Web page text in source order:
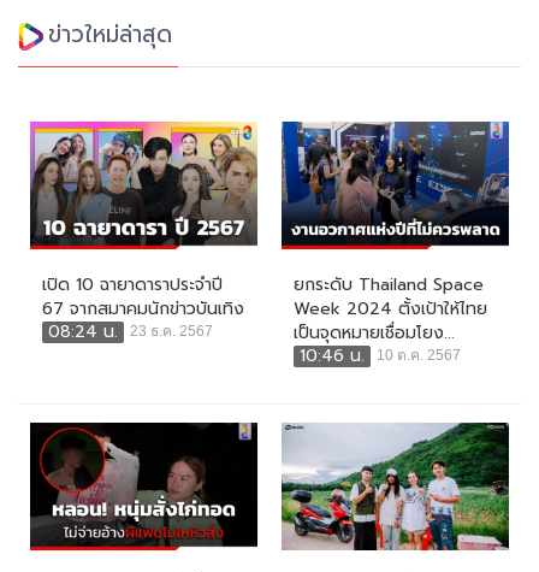
ข่าวใหม่ล่าสุด
เปิด 10 ฉายาดาราประจำปี
67 จากสมาคมนักข่าวบันเทิง
08:24 น.
23 ธ.ค. 2567
ยกระดับ Thailand Space
Week 2024 ตั้งเป้าให้ไทย
เป็นจุดหมายเชื่อมโยง...
10:46 น.
10 ต.ค. 2567